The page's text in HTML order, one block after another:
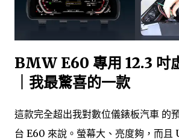
BMW E60 專用 12.3 吋
｜我最驚喜的一款
這款完全超出我對數位儀錶板汽車 的
台 E60 來說。螢幕大、亮度夠，而且